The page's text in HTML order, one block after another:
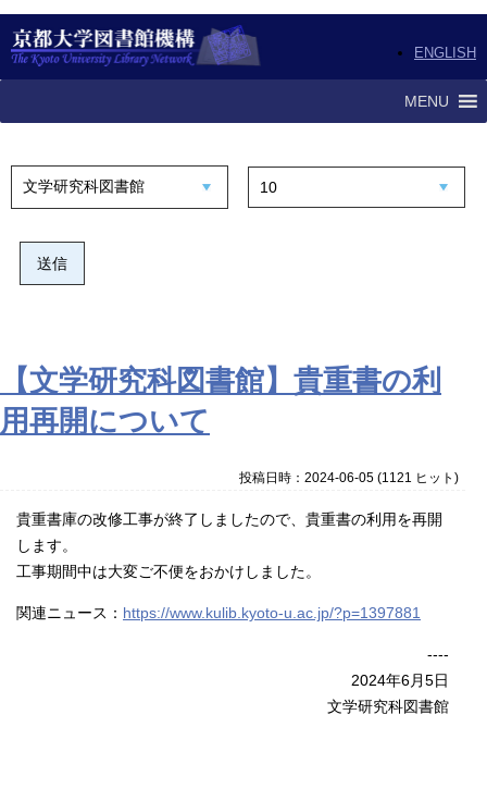
ENGLISH
MENU
【文学研究科図書館】貴重書の利
用再開について
投稿日時：2024-06-05(1121 ヒット )
貴重書庫の改修工事が終了しましたので、貴重書の利用を再開
します。
工事期間中は大変ご不便をおかけしました。
関連ニュース： https://www.kulib.kyoto-u.ac.jp/?p=1397881
----
2024年6月5日
文学研究科図書館